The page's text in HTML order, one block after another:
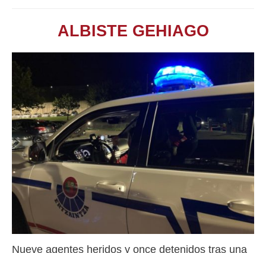
ALBISTE GEHIAGO
Nueve agentes heridos y once detenidos tras una